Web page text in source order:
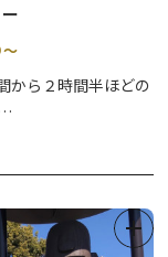
から２時間半ほどの
町在住の陶壁作家・